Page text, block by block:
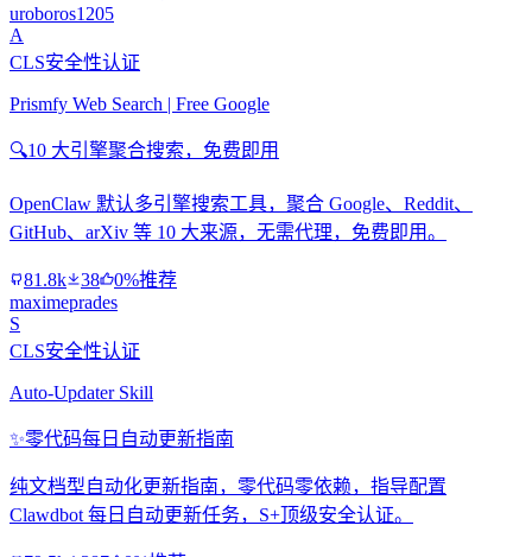
uroboros1205
A
CLS安全性认证
Prismfy Web Search | Free Google
🔍10 大引擎聚合搜索，免费即用
OpenClaw 默认多引擎搜索工具，聚合 Google、Reddit、
GitHub、arXiv 等 10 大来源，无需代理，免费即用。
81.8k 38
0%推荐
maximeprades
S
CLS安全性认证
Auto-Updater Skill
✨零代码每日自动更新指南
纯文档型自动化更新指南，零代码零依赖，指导配置
Clawdbot 每日自动更新任务，S+顶级安全认证。